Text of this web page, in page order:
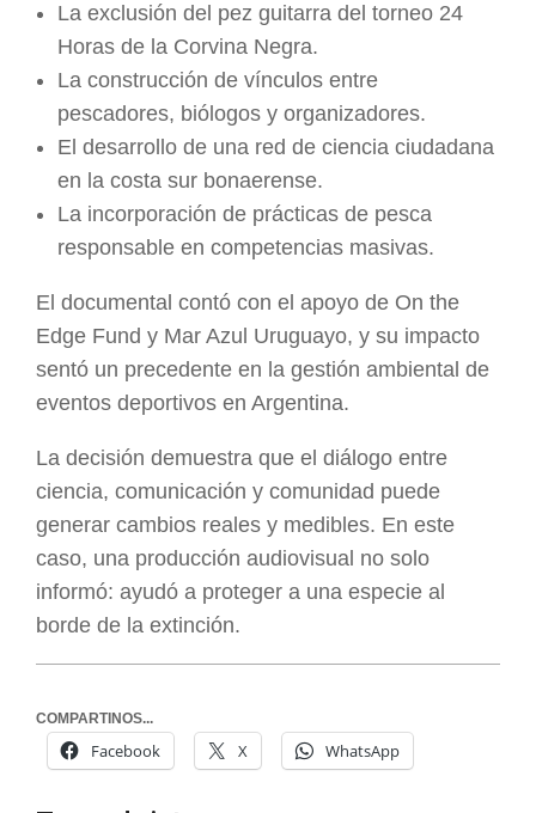
La exclusión del pez guitarra del torneo 24
Horas de la Corvina Negra.
La construcción de vínculos entre
pescadores, biólogos y organizadores.
El desarrollo de una red de ciencia ciudadana
en la costa sur bonaerense.
La incorporación de prácticas de pesca
responsable en competencias masivas.
El documental contó con el apoyo de On the
Edge Fund y Mar Azul Uruguayo, y su impacto
sentó un precedente en la gestión ambiental de
eventos deportivos en Argentina.
La decisión demuestra que el diálogo entre
ciencia, comunicación y comunidad puede
generar cambios reales y medibles. En este
caso, una producción audiovisual no solo
informó: ayudó a proteger a una especie al
borde de la extinción.
COMPARTINOS...
Facebook X WhatsApp